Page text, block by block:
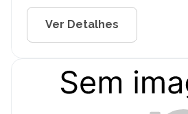
Ver Detalhes